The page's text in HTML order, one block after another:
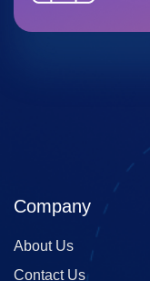
Company
About Us
Contact Us